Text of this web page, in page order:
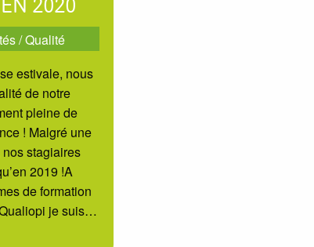
2020
/Qualité
estivale, nous
de notre
pleine de
! Malgré une
stagiaires
2019 !A
de formation
je suis…